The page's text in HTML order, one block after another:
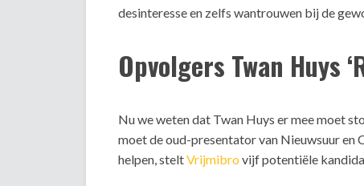
desinteresse en zelfs wantrouwen bij de
Opvolgers Twan Huys
Nu we weten dat Twan Huys er mee moet
moet de oud-presentator van Nieuwsuur en
helpen, steltVrijmibro vijf potentiële